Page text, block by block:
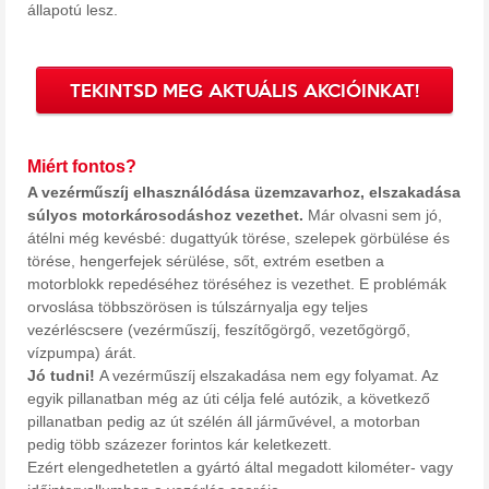
állapotú lesz.
TEKINTSD MEG AKTUÁLIS AKCIÓINKAT!
Miért fontos?
A vezérműszíj elhasználódása üzemzavarhoz, elszakadása
súlyos motorkárosodáshoz vezethet. Már olvasni sem jó,
átélni még kevésbé: dugattyúk törése, szelepek görbülése és
törése, hengerfejek sérülése, sőt, extrém esetben a
motorblokk repedéséhez töréséhez is vezethet. E problémák
orvoslása többszörösen is túlszárnyalja egy teljes
vezérléscsere (vezérműszíj, feszítőgörgő, vezetőgörgő,
vízpumpa) árát.
Jó tudni! A vezérműszíj elszakadása nem egy folyamat. Az
egyik pillanatban még az úti célja felé autózik, a következő
pillanatban pedig az út szélén áll járművével, a motorban
pedig több százezer forintos kár keletkezett.
Ezért elengedhetetlen a gyártó által megadott kilométer- vagy